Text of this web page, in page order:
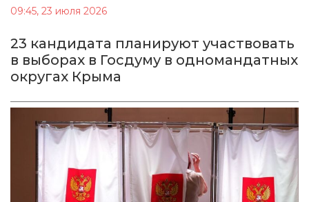
09:45, 23 июля 2026
23 кандидата планируют участвовать
в выборах в Госдуму в одномандатных
округах Крыма